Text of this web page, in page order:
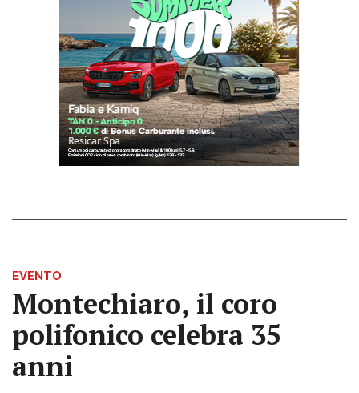
EVENTO
Montechiaro, il coro
polifonico celebra 35
anni